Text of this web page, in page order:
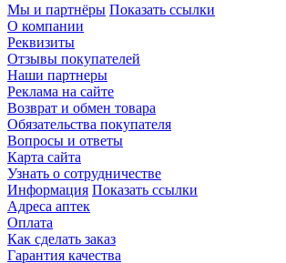
Мы и партнёры Показать ссылки
О компании
Реквизиты
Отзывы покупателей
Наши партнеры
Реклама на сайте
Возврат и обмен товара
Обязательства покупателя
Вопросы и ответы
Карта сайта
Узнать о сотрудничестве
Информация Показать ссылки
Адреса аптек
Оплата
Как сделать заказ
Гарантия качества